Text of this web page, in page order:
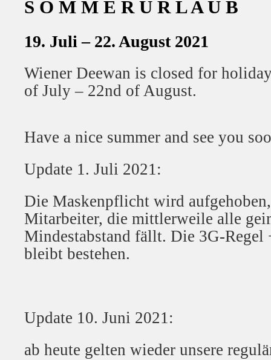
S O M M E R U R L A U B
19. Juli – 22. August 2021
Wiener Deewan is closed for
of July – 22nd of August.
Have a nice summer and see you
Update 1. Juli 2021:
Die Maskenpflicht wird
Mitarbeiter, die mittlerweile alle
Mindestabstand fällt. Die 3G-Regel
bleibt bestehen.
Update 10. Juni 2021:
ab heute gelten wieder unsere